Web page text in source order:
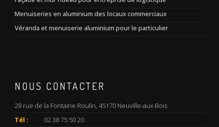
Menuiseries en aluminium des locaux commerciaux
Véranda et menuiserie aluminium pour le particulier
NOUS CONTACTER
28 rue de la Fontaine Roulin, 45170 Neuville-aux-Bois
Tél :
02 38 75 50 20